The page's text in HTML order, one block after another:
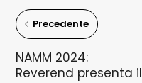
Precedente
NAMM 2024:
Reverend presenta il